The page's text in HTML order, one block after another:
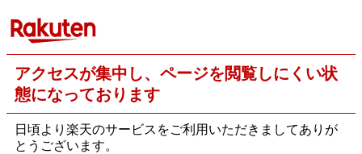
アクセスが集中し、ページを閲覧しにくい状
態になっております
日頃より楽天のサービスをご利用いただきましてありが
とうございます。